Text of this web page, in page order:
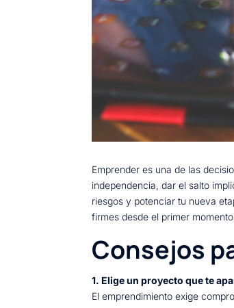
Emprender es una de las
independencia, dar el salto
riesgos y potenciar tu nueva
firmes desde el primer
Consejos
1. Elige un proyecto que te
El emprendimiento exige